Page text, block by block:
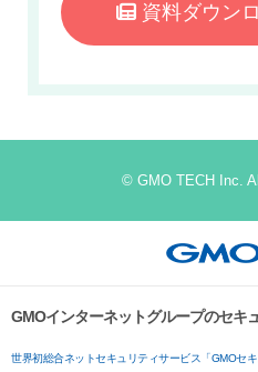
資料ダウン
© GMO TECH Inc.
GMOインターネットグループのセキ
世界初総合ネットセキュリティサービス「GMOセキ